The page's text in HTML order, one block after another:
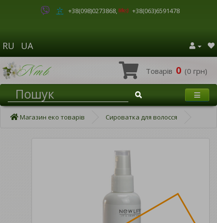
+38(098)0273868, +38(063)6591478
RU UA
Товарів 0 (0 грн)
Магазин еко товарів Сироватка для волосся